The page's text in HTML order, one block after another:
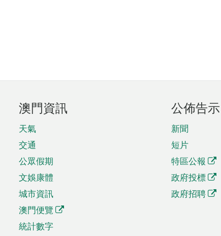
澳門資訊
天氣
交通
公眾假期
文娛康體
城市資訊
澳門便覽
統計數字
公佈告示
新聞
短片
特區公報
政府投標
政府招聘